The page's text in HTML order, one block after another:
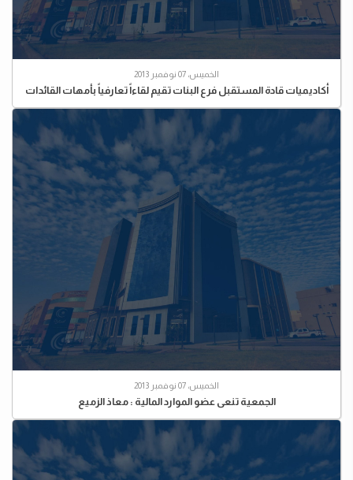
الخميس، 07 نوفمبر 2013
أكاديميات قادة المستقبل فرع البنات تقيم لقاءاً تعارفياً بأمهات القائدات
الخميس، 07 نوفمبر 2013
الجمعية تنعى عضو الموارد المالية : معاذ الزميع